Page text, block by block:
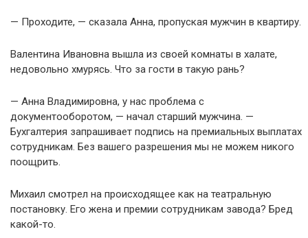
— Проходите, — сказала Анна, пропуская мужчин в квартиру.
Валентина Ивановна вышла из своей комнаты в халате,
недовольно хмурясь. Что за гости в такую рань?
— Анна Владимировна, у нас проблема с
документооборотом, — начал старший мужчина. —
Бухгалтерия запрашивает подпись на премиальных выплатах
сотрудникам. Без вашего разрешения мы не можем никого
поощрить.
Михаил смотрел на происходящее как на театральную
постановку. Его жена и премии сотрудникам завода? Бред
какой-то.